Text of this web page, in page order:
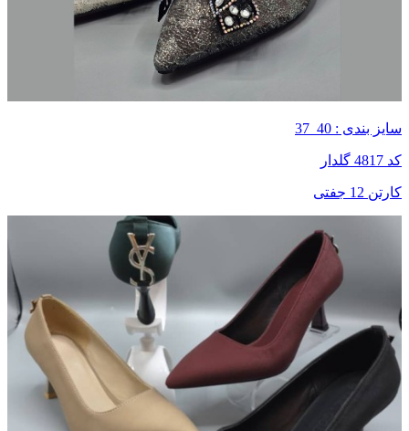
سایز بندی : 40_37
کد 4817 گلدار
کارتن 12 جفتی